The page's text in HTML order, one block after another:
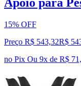
Apoio para
15% OFF
Preço R$ 543,32R$
no Pix Ou 9x de R$